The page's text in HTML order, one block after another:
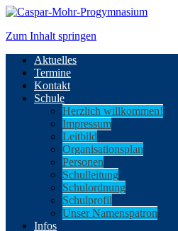
Zum Inhalt springen
Aktuelles
Termine
Kontakt
Schule
Herzlich willkommen!
Impressum
Leitbild
Organisationsplan
Personen
Schulleitung
Schulordnung
Schulprofil
Unser Namenspatron
Infos